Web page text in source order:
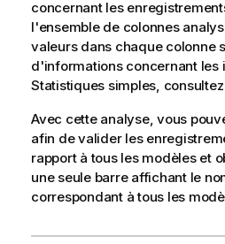
concernant les
l'ensemble de colonnes
valeurs dans chaque colonne
d'informations concernant les
Statistiques simples, consultez
Avec cette analyse, vous
afin de valider les
rapport à tous les modèles et
une seule barre affichant le
correspondant à tous les